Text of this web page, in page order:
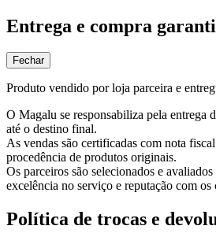
Entrega e compra
Fechar
Produto vendido por loja parceira e
O Magalu se responsabiliza pela entrega
até o destino final.
As vendas são certificadas com nota
procedência de produtos originais.
Os parceiros são selecionados e
excelência no serviço e reputação com os
Política de trocas e